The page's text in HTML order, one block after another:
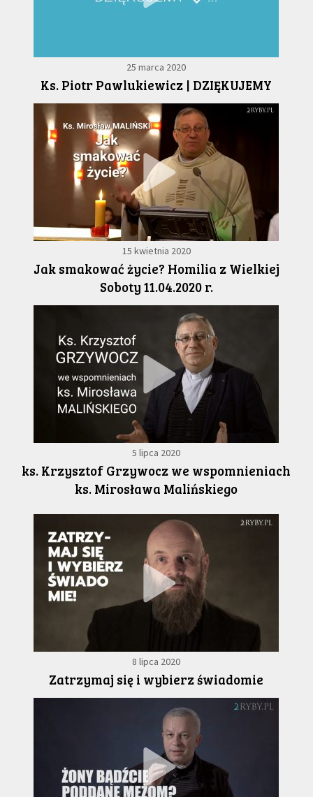
25 marca 2020
Ks. Piotr Pawlukiewicz | DZIĘKUJEMY
15 kwietnia 2020
Jak smakować życie? Homilia z Wielkiej
Soboty 11.04.2020 r.
5 lipca 2020
ks. Krzysztof Grzywocz we wspomnieniach
ks. Mirosława Malińskiego
8 lipca 2020
Zatrzymaj się i wybierz świadomie